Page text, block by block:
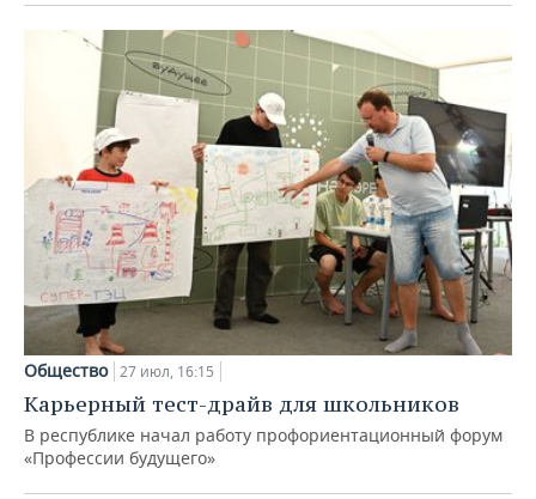
Общество 27 июл, 16:15
Карьерный тест-драйв для школьников
В республике начал работу профориентационный форум
«Профессии будущего»